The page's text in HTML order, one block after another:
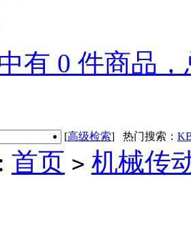
有 0 件商品
[高级检索] 热门搜索：
首页 > 机械传